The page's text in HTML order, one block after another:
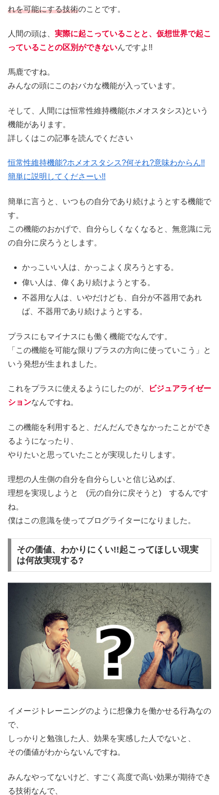
れを可能にする技術のことです。
人間の頭は、 実際に起こっていることと、仮想世界で起こ
っていることの区別ができないんですよ!!
馬鹿ですね。
みんなの頭にこのおバカな機能が入っています。
そして
人間には恒常性維持機能(ホメオスタシス)という
機能があります。
詳しくはこの記事を読んでください
恒常性維持機能?ホメオスタシス?何それ?意味わからん!!
簡単に説明してくださーい!!
簡単に言うと、いつもの自分であり続けようとする機能で
す。
この機能のおかげで、自分らしくなくなると、無意識に元
の自分に戻ろうとします。
かっこいい人は、かっこよく戻ろうとする。
偉い人は、偉くあり続けようとする。
不器用な人は、いやだけども、自分が不器用であれ
ば、不器用であり続けようとする。
プラスにもマイナスにも働く機能でなんです。
「 この機能を可能な限りプラスの方向に使っていこう 」と
いう発想が生まれました。
これをプラスに使える ようにしたのが、
ビジュアライゼー
ションなんですね。
この機能を利用すると、だんだんできなかったことができ
るようになったり、
やりたいと思っていたことが実現したりします。
理想の人生側の自分を自分らしいと信じ込めば、
理想を実現しようと (元の自分に戻そうと) するんです
ね。
僕はこの意識を使ってブログライターになりました。
その価値、わかりにくい!!起こってほしい現実
は何故実現する?
イメージトレーニングのように想像力を働かせる行為なの
で、
しっかりと勉強した人、効果を実感した人でないと、
その価値がわからないんですね。
みんなやってないけど、すごく高度で高い効果が期待でき
る技術なんで、